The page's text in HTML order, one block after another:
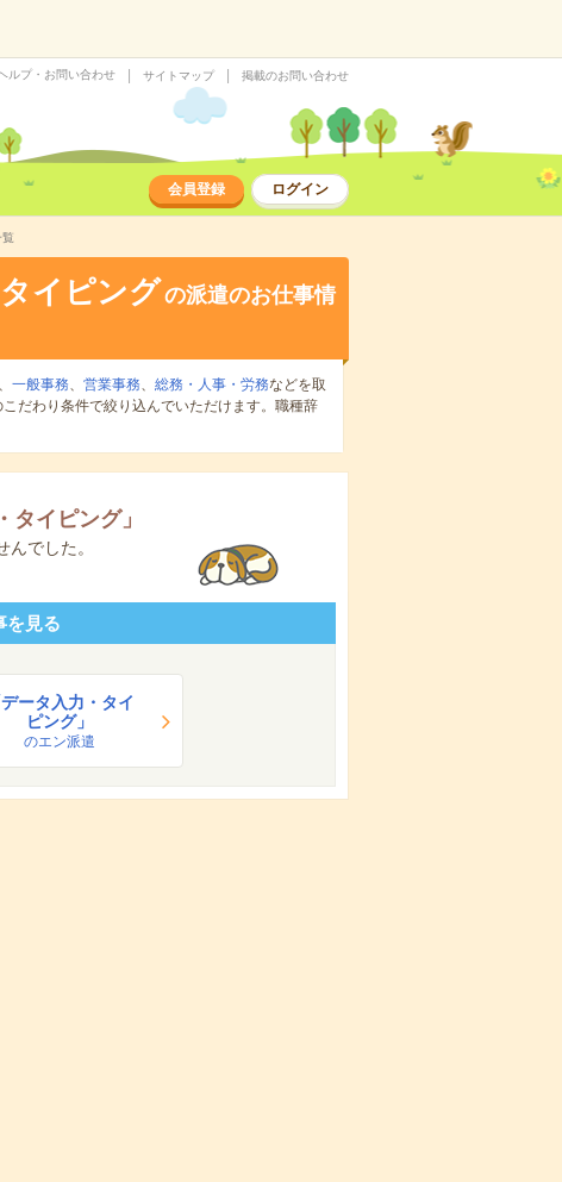
ルプ・お問い合わせ サイトマップ 掲載のお問い合わせ
会員登録 ログイン
イピングの派遣のお仕事情
一般事務、 営業事務、 総務・人事・労務などを取
だわり条件で絞り込んでいただけます。職種辞
タイピング」
でした。
を見る
データ入力・タイ
ピング」
のエン派遣